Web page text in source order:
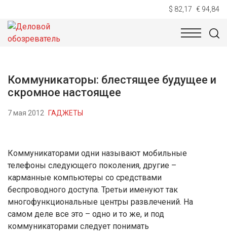
$ 82,17 € 94,84
НОВОСТИ
Коммуникаторы: блестящее будущее и
скромное настоящее
7 мая 2012 ГАДЖЕТЫ
Коммуникаторами одни называют мобильные
телефоны следующего поколения, другие –
карманные компьютеры со средствами
беспроводного доступа. Третьи именуют так
многофункциональные центры развлечений. На
самом деле все это – одно и то же, и под
коммуникаторами следует понимать